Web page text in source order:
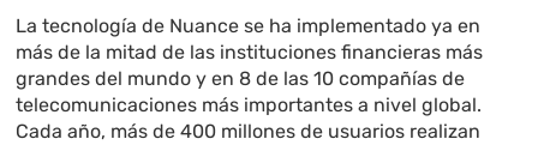
La tecnología de Nuance se ha implementado ya en
más de la mitad de las instituciones financieras más
grandes del mundo y en 8 de las 10 compañías de
telecomunicaciones más importantes a nivel global.
Cada año, más de 400 millones de usuarios realizan